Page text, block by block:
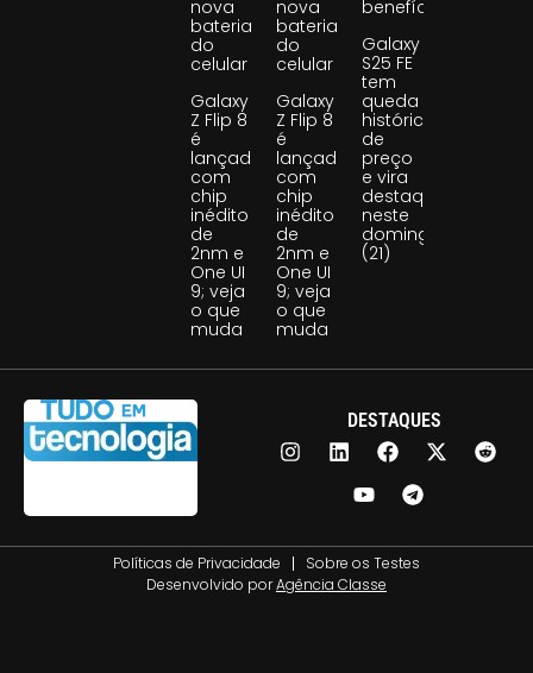
nova
bateria
do
celular
Galaxy
Z Flip 8
é
lançado
com
chip
inédito
de
2nm e
One UI
9; veja
o que
muda
nova
bateria
do
celular
Galaxy
Z Flip 8
é
lançado
com
chip
inédito
de
2nm e
One UI
9; veja
o que
muda
benefício
Galaxy
S25 FE
tem
queda
histórica
de
preço
e vira
destaque
neste
domingo
(21)
DESTAQUES
Políticas de Privacidade
Sobre os Testes
Desenvolvido porAgência Classe